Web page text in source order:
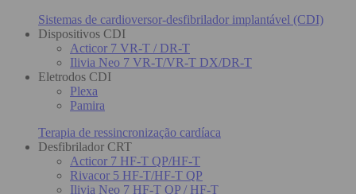
Sistemas de cardioversor-desfibrilador implantável (CDI)
Dispositivos CDI
Acticor 7 VR-T / DR-T
Ilivia Neo 7 VR-T/VR-T DX/DR-T
Eletrodos CDI
Plexa
Pamira
Terapia de ressincronização cardíaca
Desfibrilador CRT
Acticor 7 HF-T QP/HF-T
Rivacor 5 HF-T/HF-T QP
Ilivia Neo 7 HF-T QP / HF-T